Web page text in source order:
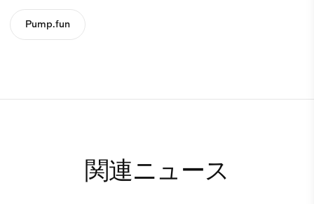
Pump.fun
関連ニュース